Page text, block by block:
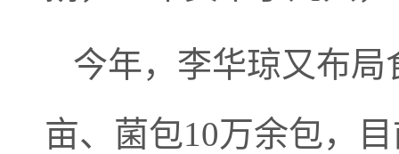
今年，李华琼又布
亩、菌包10万余包，